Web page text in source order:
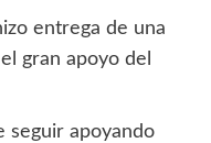
entrega de una
gran apoyo del
seguir apoyando